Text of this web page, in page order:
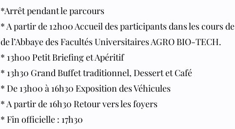
*Arrêt pendant le parcours
* A partir de 12h00 Accueil des participants dans les cours de
de l’Abbaye des Facultés Universitaires AGRO BIO-TECH.
* 13h00 Petit Briefing et Apéritif
* 13h30 Grand Buffet traditionnel, Dessert et Café
* De 13h00 à 16h30 Exposition des Véhicules
* A partir de 16h30 Retour vers les foyers
* Fin officielle : 17h30